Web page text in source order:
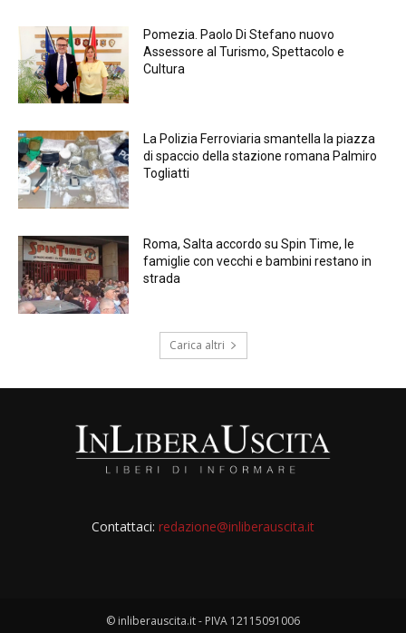
Pomezia. Paolo Di Stefano nuovo
Assessore al Turismo, Spettacolo e
Cultura
La Polizia Ferroviaria smantella la piazza
di spaccio della stazione romana Palmiro
Togliatti
Roma, Salta accordo su Spin Time, le
famiglie con vecchi e bambini restano in
strada
Carica altri
Contattaci: redazione@inliberauscita.it
© inliberauscita.it - PIVA 12115091006